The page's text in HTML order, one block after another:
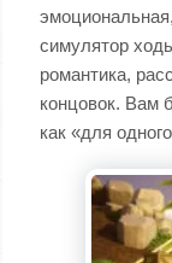
симулятор
романтика,
концовок. Вам
как «для